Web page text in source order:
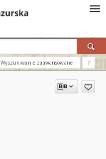
Wyszukiwanie zaawansowane ?